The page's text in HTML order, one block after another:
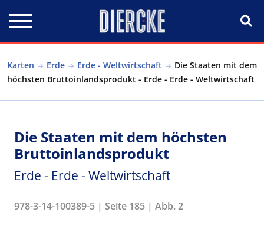
Karten Erde Erde - Weltwirtschaft
Die Staaten mit dem
höchsten Bruttoinlandsprodukt - Erde - Erde - Weltwirtschaft
Die Staaten mit dem höchsten
Bruttoinlandsprodukt
Erde - Erde - Weltwirtschaft
978-3-14-100389-5 | Seite 185 | Abb. 2